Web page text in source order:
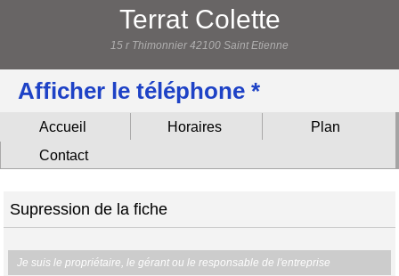
Terrat Colette
15 r Thimonnier 42100 Saint Etienne
Afficher le téléphone *
Accueil Horaires
Plan
Contact
Supression de la fiche
Je suis le propriétaire, le gérant ou le responsable de l'entreprise